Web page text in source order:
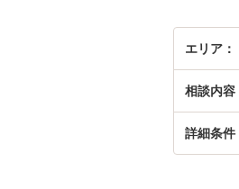
エリア
相談内容
詳細条件